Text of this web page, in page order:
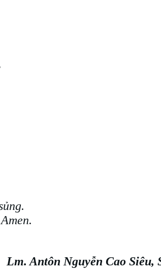
Lm. Antôn Nguyễn Cao Siêu,